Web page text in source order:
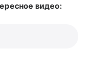
видео: